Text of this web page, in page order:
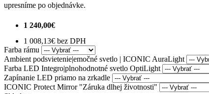
upresníme po objednávke.
1 240,00€
1 008,13€ bez DPH
Farba rámu
Ambient podsvietenie|emočné svetlo | ICONIC AuraLight
Farba LED Integro|plnohodnotné svetlo OptiLight
Zapínanie LED priamo na zrkadle
ICONIC Protect Mirror "Záruka dlhej životnosti"